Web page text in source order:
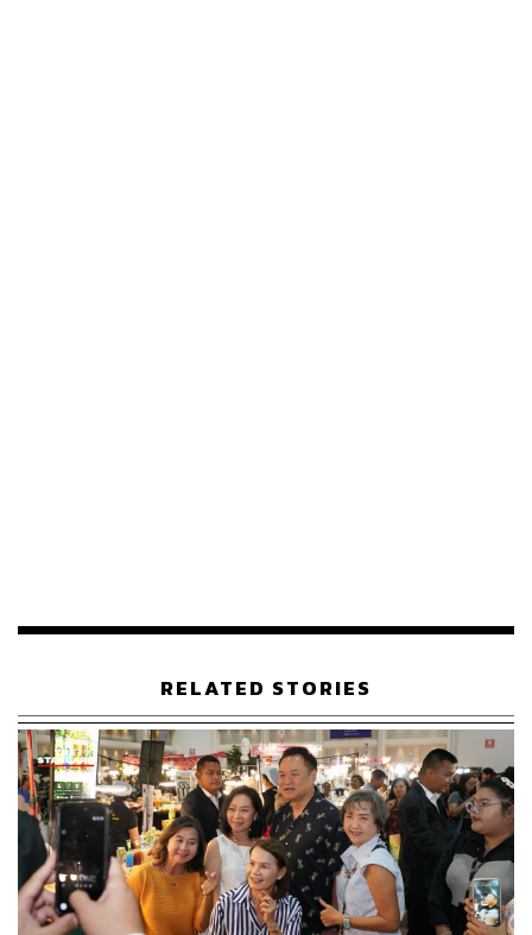
กระทรวงพลังงานเพื่อปรับโครงสร้างค่าไฟฟ้า ลด
โครงสร้างพื้นฐานด้านพลังงานให้มีเสถียรภาพและ
เพียงพอต่อความต้องการในอนาคต
ปัญหาการค้าชายแดนไทย-กัมพูชา ร่วมกับกระทรวงที่
เกี่ยวข้องเพื่อเร่งเจรจาและหามาตรการช่วยเหลือผู้
ประกอบการที่ได้รับผลกระทบจากการปิดด่าน ทั้งใน
ระยะสั้นและยาว รวมถึงหาช่องทางขนส่งทดแทน
RELATED STORIES